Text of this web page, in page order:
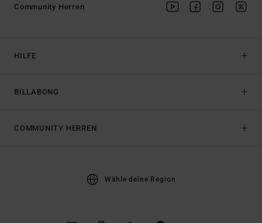
HILFE
BILLABONG
Community Herren
COMMUNITY HERREN
Wähle deine Region